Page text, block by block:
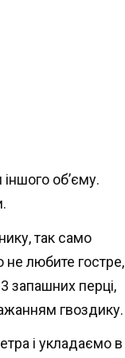
об’єму.
так само
любите гостре,
запашних перці,
гвоздику.
і укладаємо в